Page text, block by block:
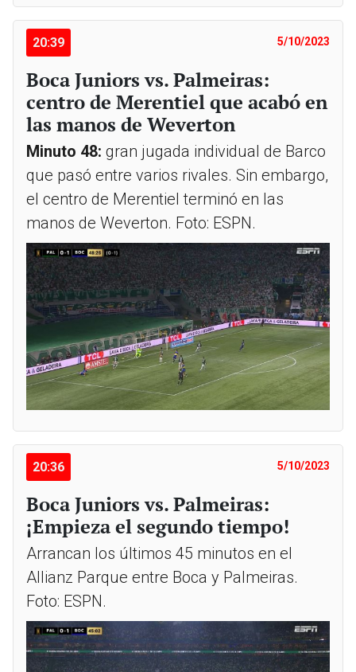
20:39 5/10/2023
Boca Juniors vs. Palmeiras:
centro de Merentiel que acabó en
las manos de Weverton
Minuto 48: gran jugada individual de Barco
que pasó entre varios rivales. Sin embargo,
el centro de Merentiel terminó en las
manos de Weverton. Foto: ESPN.
20:36 5/10/2023
Boca Juniors vs. Palmeiras:
¡Empieza el segundo tiempo!
Arrancan los últimos 45 minutos en el
Allianz Parque entre Boca y Palmeiras.
Foto: ESPN.